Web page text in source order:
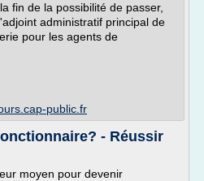
fin de la possibilité de passer,
administratif principal de
pour les agents de
public.fr
- Réussir
moyen pour devenir